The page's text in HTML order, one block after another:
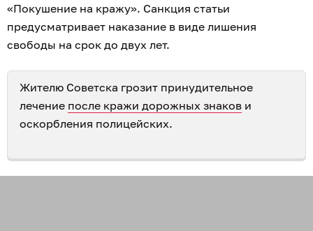
«Покушение на кражу». Санкция статьи
предусматривает наказание в виде лишения
свободы на срок до двух лет.
Жителю Советска грозит принудительное
лечение после кражи дорожных знаков и
оскорбления полицейских.